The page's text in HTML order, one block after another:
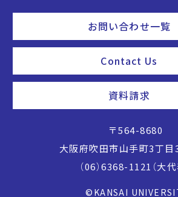
お問い合わせ一覧
Contact Us
資料請求
〒564-8680
大阪府吹田市山手町3丁目
（06）6368-1121（大代
©KANSAI